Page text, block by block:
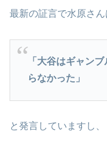
最新の証言で水原さん
「大谷はギャン
らなかった」
と発言していますし、